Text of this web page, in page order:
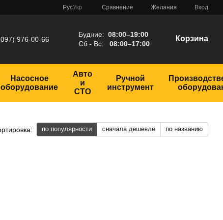
РусУкр Сравнение Желания Вход
976-00-66
Будние: 08:00–19:00
Сб - Вс: 08:00–17:00
Корзина
Насосное
оборудование
Авто
и
СТО
Ручной
инструмент
по популярности сначала дешевле по названию